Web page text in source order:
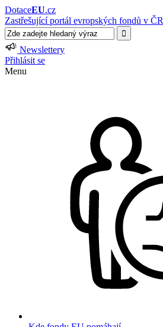
DotaceEU.cz
Zastřešující portál evropských fondů v ČR
Newslettery
Přihlásit se
Menu